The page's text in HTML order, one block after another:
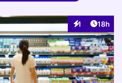
1
Interaktionen
Artikel
18h